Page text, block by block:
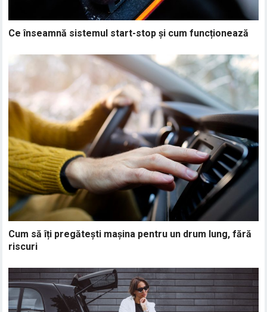
Ce înseamnă sistemul start-stop și cum funcționează
Cum să îți pregătești mașina pentru un drum lung, fără
riscuri